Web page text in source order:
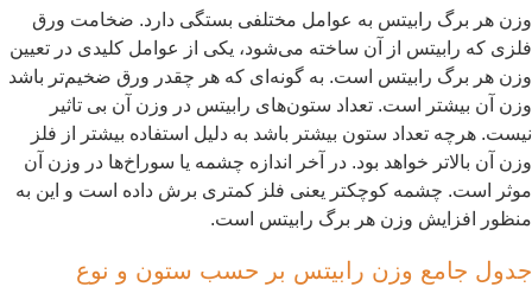
هر برگ رابیتس به عوامل مختلفی بستگی دارد. ضخامت ورق
که رابیتس از آن ساخته می‌شود، یکی از عوامل کلیدی در تعیین
هر برگ رابیتس است. به گونه‌ای که هر چقدر ورق ضخیم‌تر باشد
آن بیشتر است. تعداد ستون‌های رابیتس در وزن آن بی تاثیر
هرچه تعداد ستون بیشتر باشد به دلیل استفاده بیشتر از فلز
آن بالاتر خواهد بود. در آخر اندازه چشمه یا سوراخ‌ها در وزن آن
است. چشمه کوچکتر یعنی فلز کمتری برش داده است و این به
افزایش وزن هر برگ رابیتس است.
جامع وزن رابیتس بر حسب ستون و نوع